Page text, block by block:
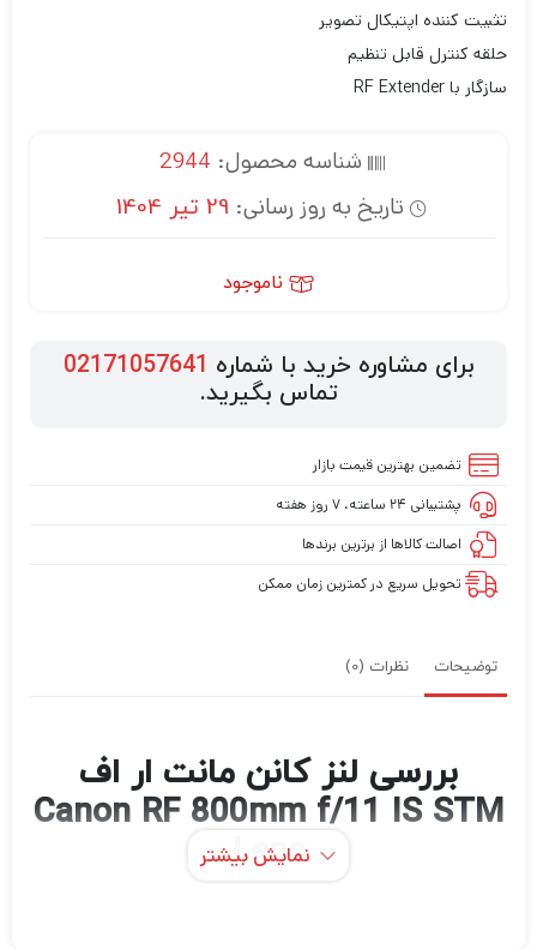
تثبیت کننده اپتیکال تصویر
حلقه کنترل قابل تنظیم
سازگار با RF Extender
شناسه محصول: 2944
تاریخ به روز رسانی: 29 تیر 1404
ناموجود
برای مشاوره خرید با شماره 02171057641
تماس بگیرید.
تضمین بهترین قیمت بازار
پشتیبانی ۲۴ ساعته، ۷ روز هفته
اصالت کالاها از برترین برندها
تحویل سریع در کمترین زمان ممکن
توضیحات نظرات (0)
بررسی لنز کانن مانت ار اف
Canon RF 800mm f/11 IS STM
Lens
نمایش بیشتر